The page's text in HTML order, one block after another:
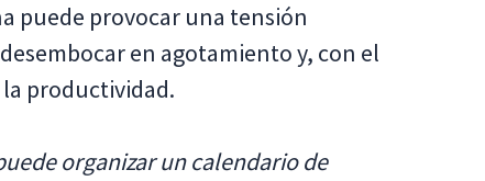
puede provocar una tensión
en agotamiento y, con el
productividad.
organizar un calendario de